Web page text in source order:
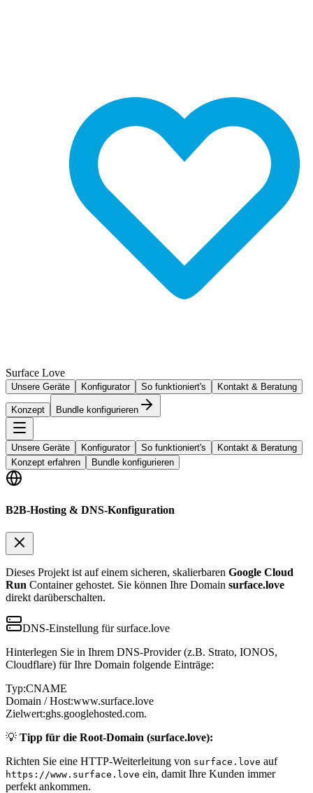
Surface Love
Unsere Geräte Konfigurator So funktioniert's Kontakt & Beratung
Konzept Bundle konfigurieren
Unsere Geräte Konfigurator So funktioniert's
Kontakt & Beratung
Konzept erfahren
Bundle konfigurieren
B2B-Hosting & DNS-Konfiguration
Dieses Projekt ist auf einem sicheren, skalierbaren Google Cloud
Run Container gehostet. Sie können Ihre Domain surface.love
direkt darüberschalten.
DNS-Einstellung für surface.love
Hinterlegen Sie in Ihrem DNS-Provider (z.B. Strato, IONOS,
Cloudflare) für Ihre Domain folgende Einträge:
Typ:CNAME
Domain / Host:www.surface.love
Zielwert:ghs.googlehosted.com.
💡 Tipp für die Root-Domain (surface.love):
Richten Sie eine HTTP-Weiterleitung von surface.love auf
https://www.surface.love ein, damit Ihre Kunden immer
perfekt ankommen.